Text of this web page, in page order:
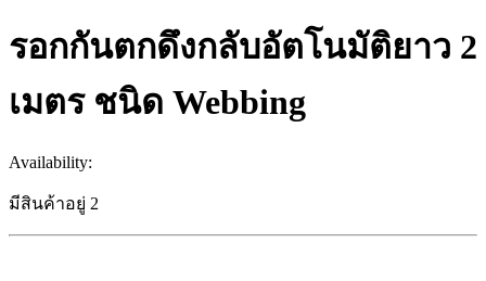
รอกกันตกดึงกลับอัตโนมัติยาว 2
เมตร ชนิด Webbing
Availability:
มีสินค้าอยู่ 2